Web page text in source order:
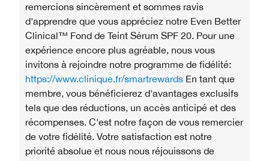
remercions sincèrement et sommes ravis
d'apprendre que vous appréciez notre Even Better
Clinical™ Fond de Teint Sérum SPF 20. Pour une
expérience encore plus agréable, nous vous
invitons à rejoindre notre programme de fidélité:
https://www.clinique.fr/smartrewards En tant que
membre, vous bénéficierez d'avantages exclusifs
tels que des réductions, un accès anticipé et des
récompenses. C'est notre façon de vous remercier
de votre fidélité. Votre satisfaction est notre
priorité absolue et nous nous réjouissons de